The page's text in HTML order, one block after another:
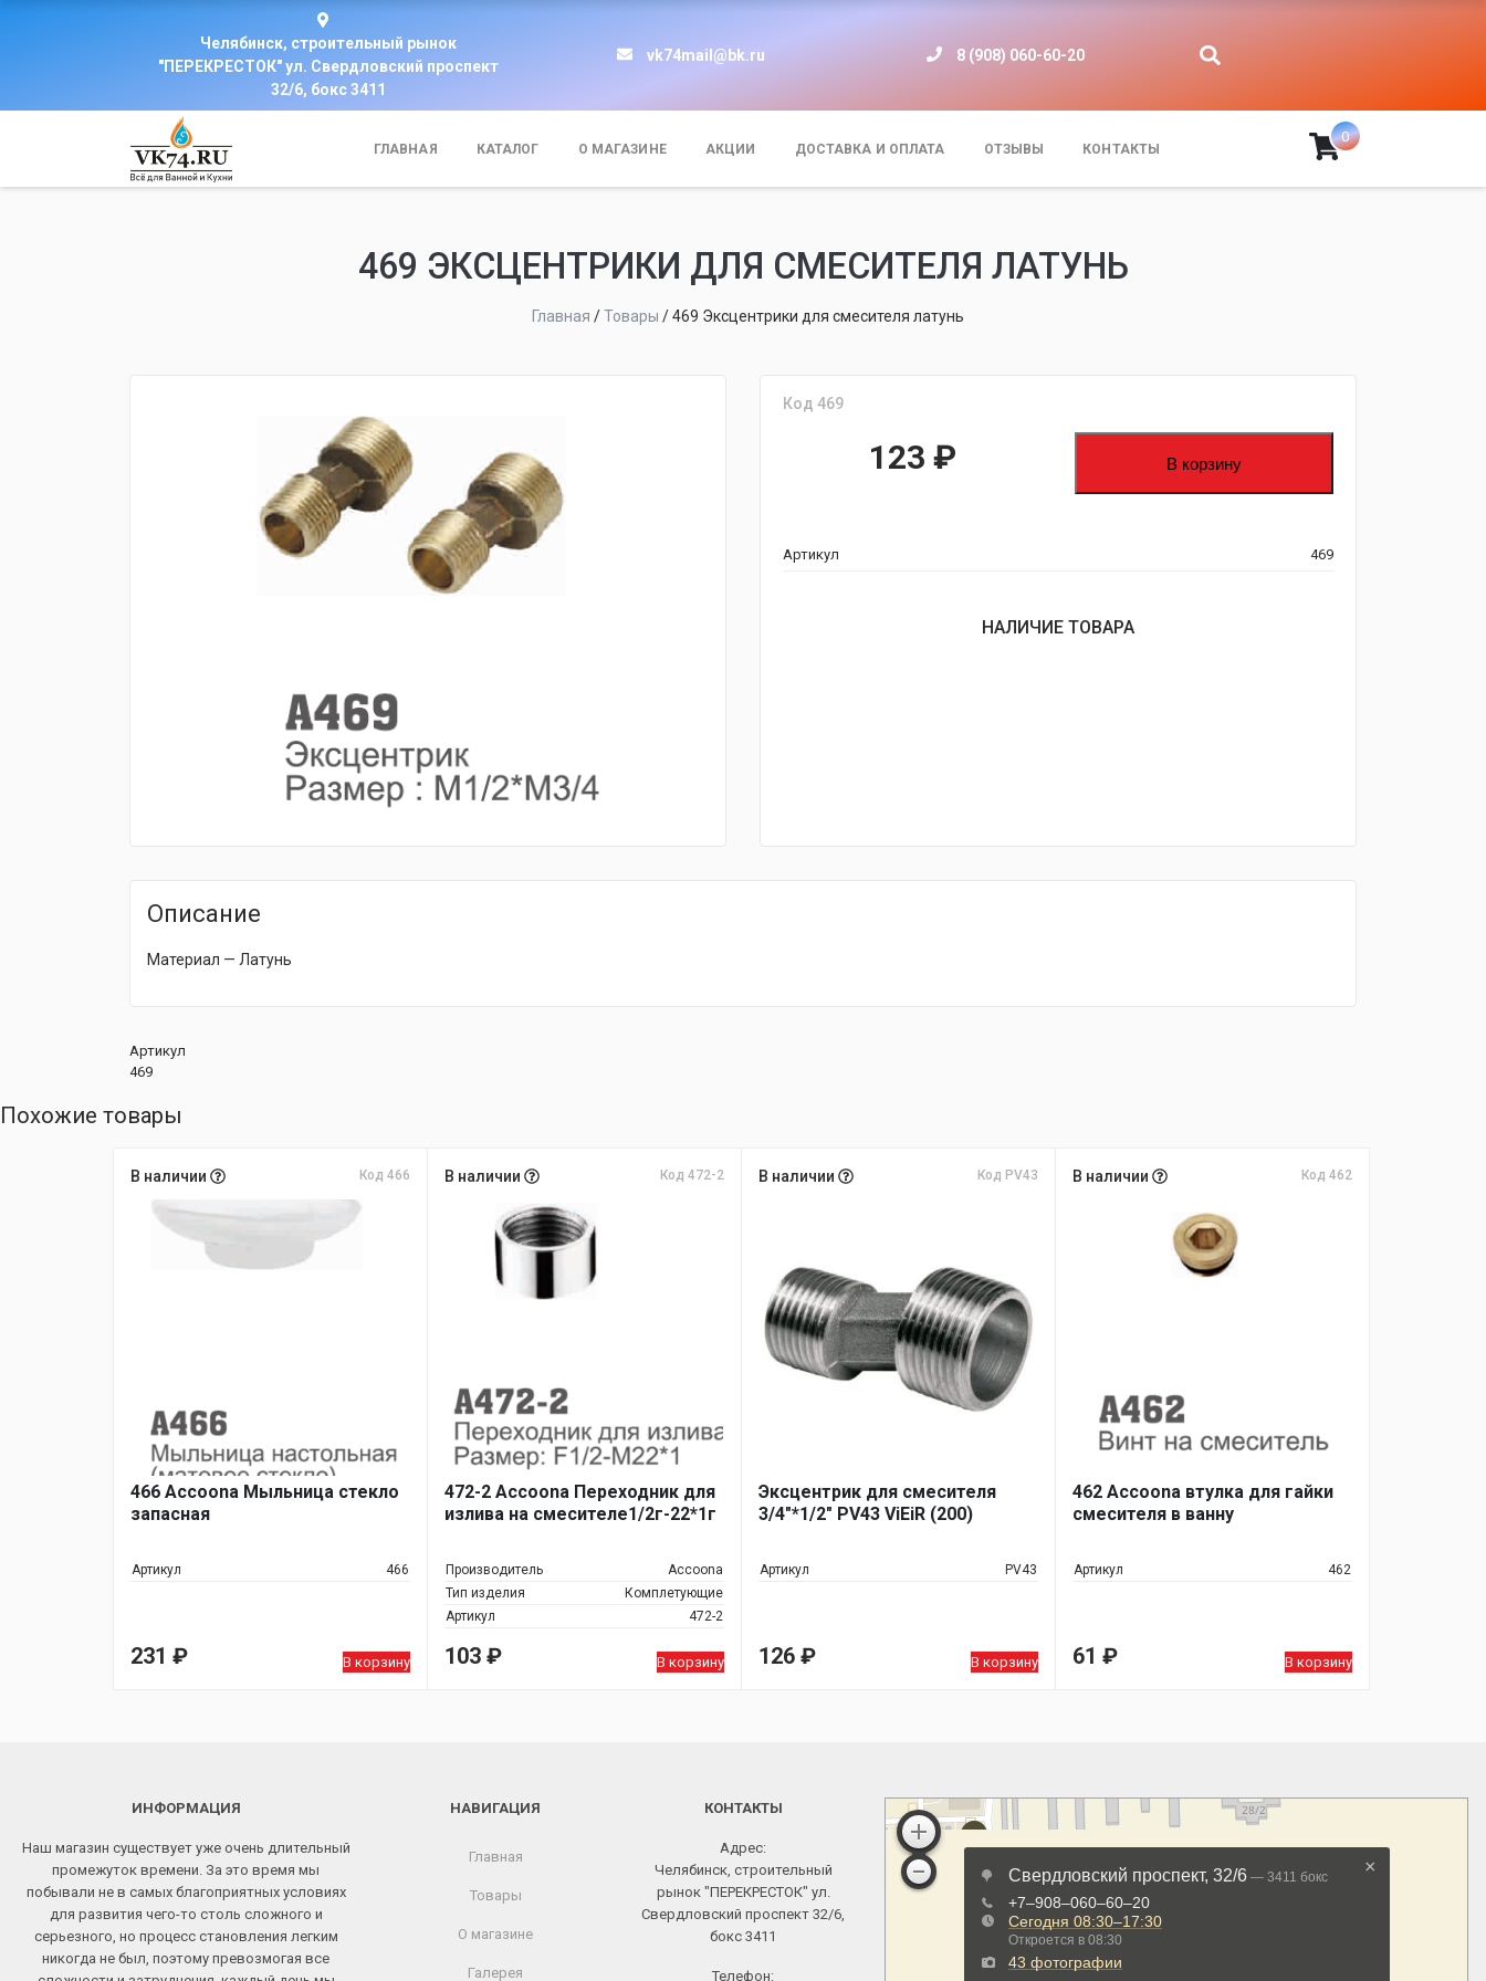
Челябинск, строительный рынок
"ПЕРЕКРЕСТОК" ул. Свердловский проспект
32/6, бокс 3411
vk74mail@bk.ru 8 (908) 060-60-20
ГЛАВНАЯ КАТАЛОГ О МАГАЗИНЕ АКЦИИ ДОСТАВКА И ОПЛАТА ОТЗЫВЫ КОНТАКТЫ
0
469 ЭКСЦЕНТРИКИ ДЛЯ СМЕСИТЕЛЯ ЛАТУНЬ
Главная /Товары /469 Эксцентрики для смесителя латунь
Код 469
123 ₽ В корзину
Артикул 469
НАЛИЧИЕ ТОВАРА
Описание
Материал — Латунь
Артикул
469
Похожие товары
В наличии Код 466
466 Accoona Мыльница стекло
запасная
Артикул 466
231 ₽ В корзину
В наличии Код 472-2
472-2 Accoona Переходник для
излива на смесителе1/2г-22*1г
Производитель
Accoona
Тип изделия
Комплетующие
Артикул
472-2
103 ₽ В корзину
В наличии Код PV43
Эксцентрик для смесителя
3/4"*1/2" PV43 ViEiR (200)
Артикул PV43
126 ₽ В корзину
В наличии Код 462
462 Accoona втулка для гайки
смесителя в ванну
Артикул 462
61 ₽ В корзину
ИНФОРМАЦИЯ
Наш магазин существует уже очень длительный
промежуток времени. За это время мы
побывали не в самых благоприятных условиях
для развития чего-то столь сложного и
серьезного, но процесс становления легким
никогда не был, поэтому превозмогая все
НАВИГАЦИЯ
Главная
Товары
О магазине
Галерея
КОНТАКТЫ
Адрес:
Челябинск, строительный
рынок "ПЕРЕКРЕСТОК" ул.
Свердловский проспект 32/6,
бокс 3411
Телефон: